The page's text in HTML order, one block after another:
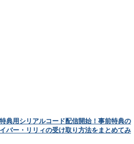
典用シリアルコード配信開始！事前特典の
バー・リリィの受け取り方法をまとめてみ